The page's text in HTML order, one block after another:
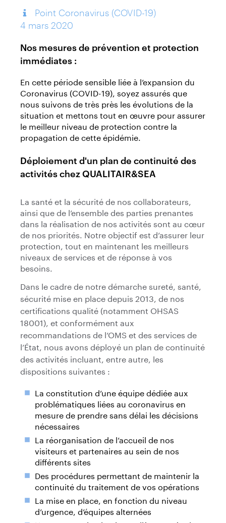
Point Coronavirus (COVID-19)
4 mars 2020
Nos mesures de prévention et protection
immédiates :
En cette période sensible liée à l’expansion du
Coronavirus (COVID-19), soyez assurés que
nous suivons de très près les évolutions de la
situation et mettons tout en œuvre pour assurer
le meilleur niveau de protection contre la
propagation de cette épidémie.
Déploiement d'un plan de continuité des
activités chez QUALITAIR&SEA
La santé et la sécurité de nos collaborateurs,
ainsi que de l’ensemble des parties prenantes
dans la réalisation de nos activités sont au cœur
de nos priorités. Notre objectif est d’assurer leur
protection, tout en maintenant les meilleurs
niveaux de services et de réponse à vos
besoins.
Dans le cadre de notre démarche sureté, santé,
sécurité mise en place depuis 2013, de nos
certifications qualité (notamment OHSAS
18001), et conformément aux
recommandations de l’OMS et des services de
l’État, nous avons déployé un plan de continuité
des activités incluant, entre autre, les
dispositions suivantes :
La constitution d’une équipe dédiée aux
problématiques liées au coronavirus en
mesure de prendre sans délai les décisions
nécessaires
La réorganisation de l’accueil de nos
visiteurs et partenaires au sein de nos
différents sites
Des procédures permettant de maintenir la
continuité du traitement de vos opérations
La mise en place, en fonction du niveau
d’urgence, d’équipes alternées